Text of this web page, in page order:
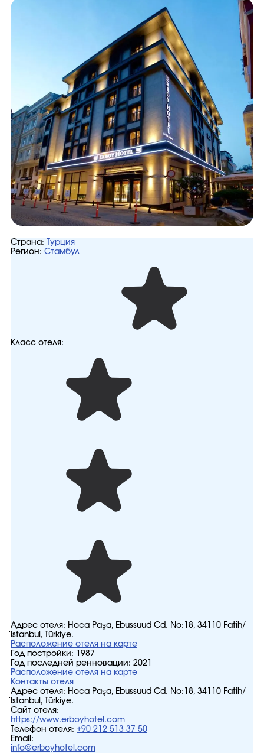
Страна:
Турция
Регион: Стамбул
Класс отеля:
Адрес отеля: Hoca Paşa, Ebussuud Cd. No:18, 34110 Fatih/
İstanbul, Türkiye.
Расположение отеля на карте
Год постройки:
1987
Год последней ренновации: 2021
Расположение отеля на карте
Контакты отеля
Адрес отеля: Hoca Paşa, Ebussuud Cd. No:18, 34110 Fatih/
İstanbul, Türkiye.
Сайт отеля:
https://www.erboyhotel.com
Телефон отеля: +90 212 513 37 50
Email:
info@erboyhotel.com